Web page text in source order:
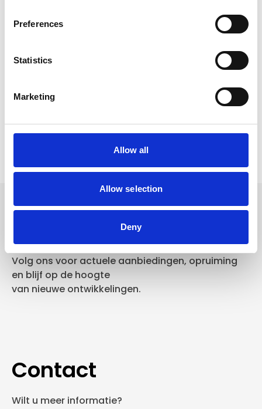
Preferences
Statistics
Marketing
Allow all
Allow selection
Deny
Verzending €5,95 Nederland
In winkelwagen
Volg ons voor actuele aanbiedingen, opruiming
en blijf op de hoogte
van nieuwe ontwikkelingen.
Contact
Wilt u meer informatie?